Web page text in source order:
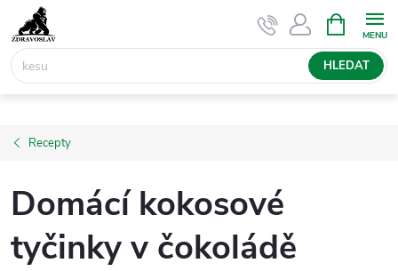
na
obsah
HLEDAT
NÁKUPNÍ
KOŠÍK
Recepty
Domácí kokosové
tyčinky v čokoládě